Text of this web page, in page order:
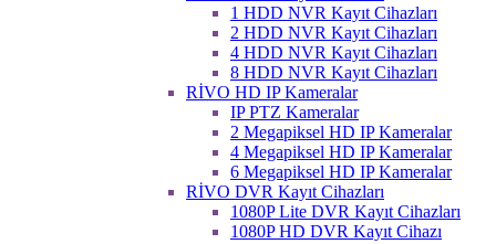
1 HDD NVR Kayıt Cihazları
2 HDD NVR Kayıt Cihazları
4 HDD NVR Kayıt Cihazları
8 HDD NVR Kayıt Cihazları
RİVO HD IP Kameralar
IP PTZ Kameralar
2 Megapiksel HD IP Kameralar
4 Megapiksel HD IP Kameralar
6 Megapiksel HD IP Kameralar
RİVO DVR Kayıt Cihazları
1080P Lite DVR Kayıt Cihazları
1080P HD DVR Kayıt Cihazı